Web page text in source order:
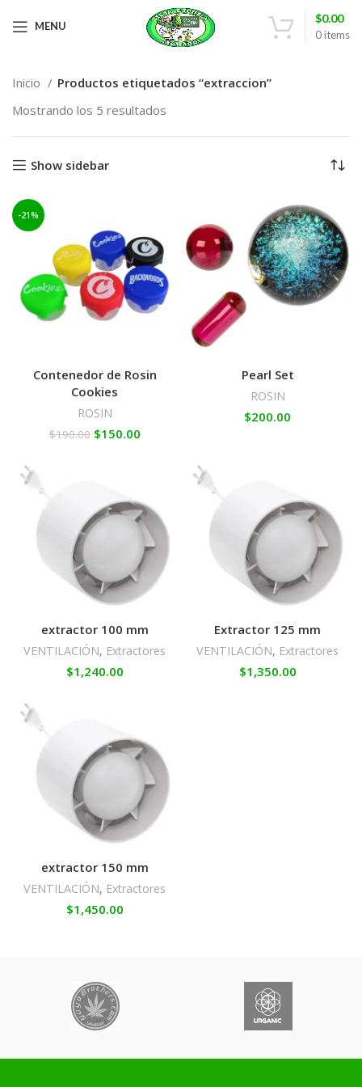
MENU
0items
$0.00
Inicio
Productos etiquetados “extraccion”
Mostrando los 5 resultados
Show sidebar
-21%
Contenedor de Rosin
Cookies
ROSIN
$190.00 $150.00
Pearl Set
ROSIN
$200.00
extractor 100 mm
VENTILACIÓN, Extractores
$1,240.00
Extractor 125 mm
VENTILACIÓN, Extractores
$1,350.00
extractor 150 mm
VENTILACIÓN, Extractores
$1,450.00